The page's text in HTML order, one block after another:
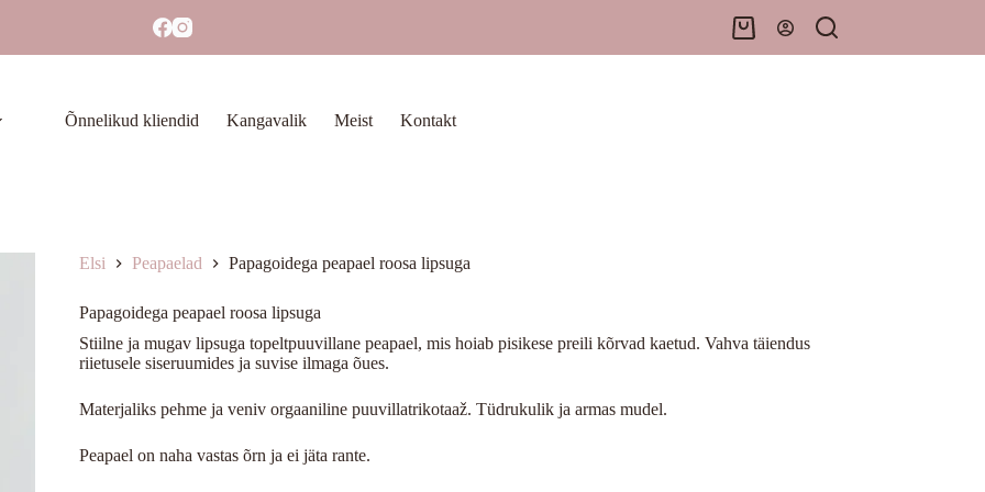
Shopping
cart
Õnnelikud kliendid Kangavalik Meist Kontakt
Elsi Peapaelad Papagoidega peapael roosa lipsuga
Papagoidega peapael roosa lipsuga
Stiilne ja mugav lipsuga topeltpuuvillane peapael, mis hoiab pisikese preili kõrvad kaetud. Vahva täiendus
riietusele siseruumides ja suvise ilmaga õues.
Materjaliks pehme ja veniv orgaaniline puuvillatrikotaaž. Tüdrukulik ja armas mudel.
Peapael on naha vastas õrn ja ei jäta rante.